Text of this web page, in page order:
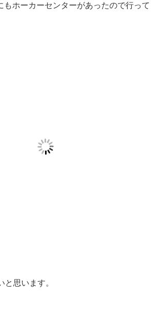
もホーカーセンターがあったので行って
と思います。